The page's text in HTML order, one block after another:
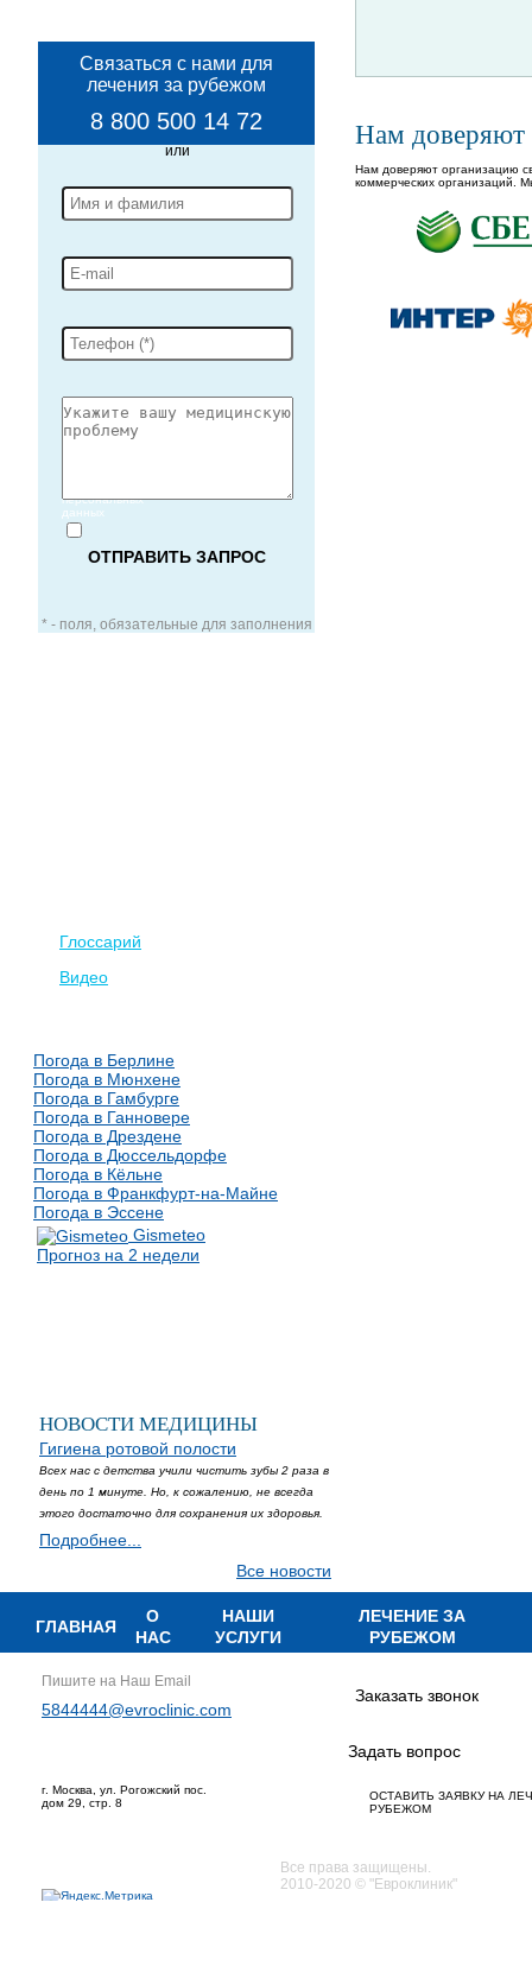
Связаться с нами для
лечения за рубежом
8 800 500 14 72
персональных
данных
* - поля, обязательные для заполнения
Глоссарий
Видео
Погода в Берлине
Погода в Мюнхене
Погода в Гамбурге
Погода в Ганновере
Погода в Дрездене
Погода в Дюссельдорфе
Погода в Кёльне
Погода в Франкфурт-на-Майне
Погода в Эссене
Gismeteo
Прогноз на 2 недели
НОВОСТИ МЕДИЦИНЫ
Гигиена ротовой полости
Всех нас с детства учили чистить зубы 2 раза в
день по 1 минуте. Но, к сожалению, не всегда
этого достаточно для сохранения их здоровья.
Подробнее...
Все новости
Нам доверяют
Нам доверяют организацию
коммерческих организаций.
ГЛАВНАЯ
О
НАС
НАШИ
УСЛУГИ
ЛЕЧЕНИЕ ЗА
РУБЕЖОМ
Пишите на Наш Email
5844444@evroclinic.com
Заказать звонок
Задать вопрос
ОСТАВИТЬ ЗАЯВКУ НА
РУБЕЖОМ
г. Москва, ул. Рогожский пос.
дом 29, стр. 8
Все права защищены.
2010-2020 © "Евроклиник"